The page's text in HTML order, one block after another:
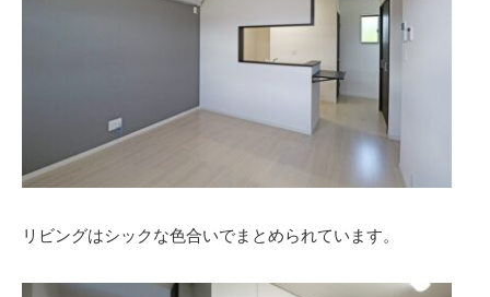
リビングはシックな色合いでまとめられています。